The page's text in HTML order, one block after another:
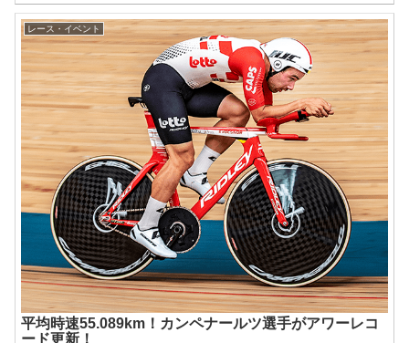
レース・イベント
平均時速55.089km！カンペナールツ選手がアワーレコ
ード更新！